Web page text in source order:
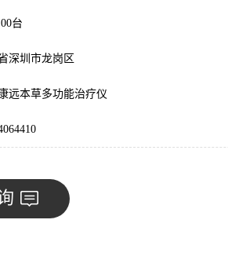
台
深圳市龙岗区
远本草多功能治疗仪